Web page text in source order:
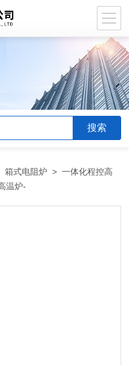
箱式电阻炉 >一体化程控高
温炉-